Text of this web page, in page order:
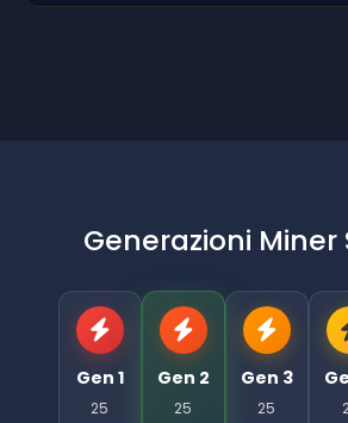
Generazioni Miner
Gen 1
25
Gen 2
25
Gen 3
25